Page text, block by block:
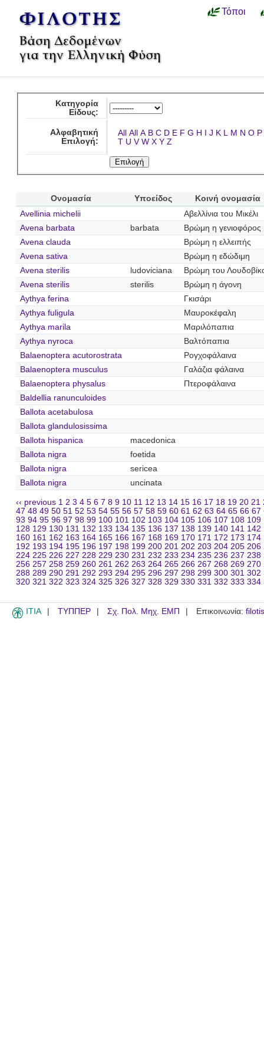
Τόποι
Κατηγορία
Είδους:
Αλφαβητική
Επιλογή:
All All A B C D E F G H I J K L M N O P
T U V W X Y Z
Ονομασία Υποείδος
Κοινή ονομασία
Avellinia michelii
Αβελλίνια του Μικέλι
Avena barbata
barbata
Βρώμη η γενιοφόρος
Avena clauda
Βρώμη η ελλειπής
Avena sativa
Βρώμη η εδώδιμη
Avena sterilis
ludoviciana
Βρώμη του
Avena sterilis
sterilis
Βρώμη η άγονη
Aythya ferina
Γκισάρι
Aythya fuligula
Μαυροκέφαλη
Aythya marila
Μαριλόπαπια
Aythya nyroca
Βαλτόπαπια
Balaenoptera acutorostrata
Ρογχοφάλαινα
Balaenoptera musculus
Γαλάζια φάλαινα
Balaenoptera physalus
Πτεροφάλαινα
Baldellia ranunculoides
Ballota acetabulosa
Ballota glandulosissima
Ballota hispanica
macedonica
Ballota nigra
foetida
Ballota nigra
sericea
Ballota nigra
uncinata
‹‹ previous 1 2 3 4 5 6 7 8 9 10 11 12 13 14 15 16 17 18 19 20 21
47 48 49 50 51 52 53 54 55 56 57 58 59 60 61 62 63 64 65 66 67
93 94 95 96 97 98 99 100 101 102 103 104 105 106 107 108 109
128 129 130 131 132 133 134 135 136 137 138 139 140 141 142
160 161 162 163 164 165 166 167 168 169 170 171 172 173 174
192 193 194 195 196 197 198 199 200 201 202 203 204 205 206
224 225 226 227 228 229 230 231 232 233 234 235 236 237 238
256 257 258 259 260 261 262 263 264 265 266 267 268 269 270
288 289 290 291 292 293 294 295 296 297 298 299 300 301 302
320 321 322 323 324 325 326 327 328 329 330 331 332 333 334
ITIA ΤΥΠΠΕΡ Σχ. Πολ. Μηχ. ΕΜΠ Επικοινωνία: